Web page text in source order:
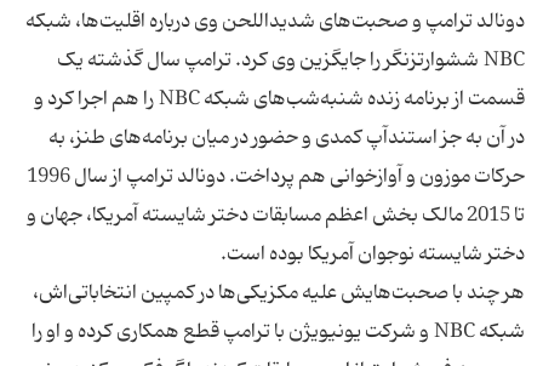
دونالد ترامپ و صحبت‌های شدیداللحن وی درباره اقلیت‌ها، شبکه
NBC ششوارتزنگر را جایگزین وی کرد. ترامپ سال گذشته یک
قسمت از برنامه زنده شنبه‌شب‌های شبکه NBC را هم اجرا کرد و
در آن به جز استندآپ کمدی و حضور در میان برنامه‌های طنز، به
حرکات موزون و آوازخوانی هم پرداخت. دونالد ترامپ از سال 1996
تا 2015 مالک بخش اعظم مسابقات دختر شایسته آمریکا، جهان و
هر چند با صحبت‌هایش علیه مکزیکی‌ها در کمپین انتخاباتی‌اش،
شبکه NBC و شرکت یونیویژن با ترامپ قطع همکاری کرده و او را